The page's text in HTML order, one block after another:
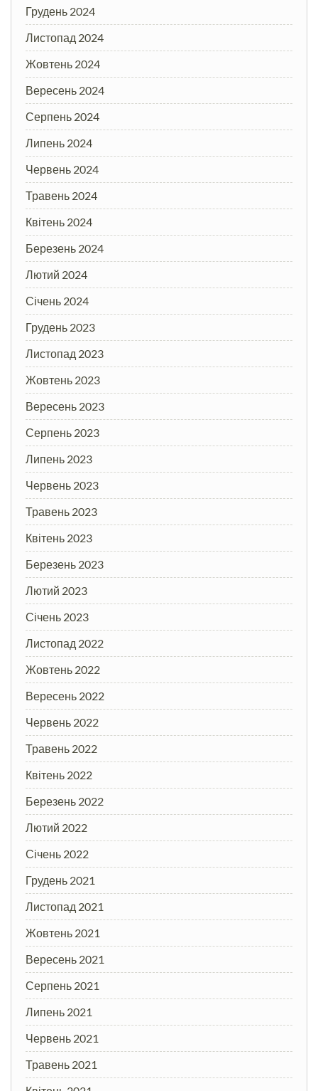
Грудень 2024
Листопад 2024
Жовтень 2024
Вересень 2024
Серпень 2024
Липень 2024
Червень 2024
Травень 2024
Квітень 2024
Березень 2024
Лютий 2024
Січень 2024
Грудень 2023
Листопад 2023
Жовтень 2023
Вересень 2023
Серпень 2023
Липень 2023
Червень 2023
Травень 2023
Квітень 2023
Березень 2023
Лютий 2023
Січень 2023
Листопад 2022
Жовтень 2022
Вересень 2022
Червень 2022
Травень 2022
Квітень 2022
Березень 2022
Лютий 2022
Січень 2022
Грудень 2021
Листопад 2021
Жовтень 2021
Вересень 2021
Серпень 2021
Липень 2021
Червень 2021
Травень 2021